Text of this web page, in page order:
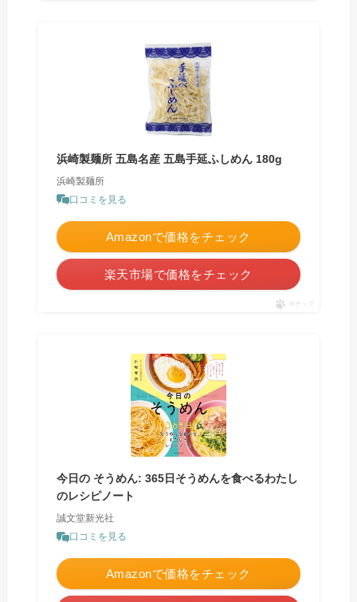
浜崎製麺所 五島名産 五島手延ふしめん 180g
浜崎製麺所
口コミを見る
Amazonで価格をチェック
楽天市場で価格をチェック
ポチップ
今日の そうめん: 365日そうめんを食べるわたし
のレシピノート
誠文堂新光社
口コミを見る
Amazonで価格をチェック